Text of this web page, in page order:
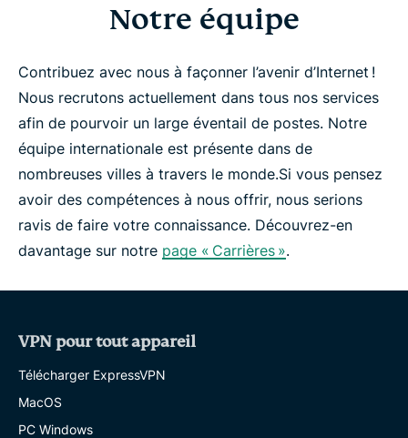
Notre équipe
Contribuez avec nous à façonner l’avenir d’Internet !
Nous recrutons actuellement dans tous nos services
afin de pourvoir un large éventail de postes. Notre
équipe internationale est présente dans de
nombreuses villes à travers le monde.Si vous pensez
avoir des compétences à nous offrir, nous serions
ravis de faire votre connaissance. Découvrez-en
davantage sur notre page « Carrières ».
VPN pour tout appareil
Télécharger ExpressVPN
MacOS
PC Windows